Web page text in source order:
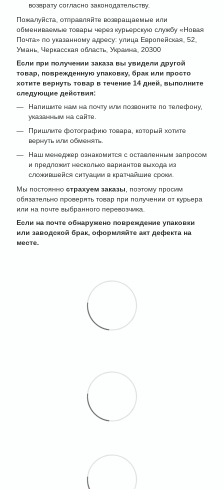
возврату согласно законодательству.
Пожалуйста, отправляйте возвращаемые или
обмениваемые товары через курьерскую службу «Новая
Почта» по указанному адресу: улица Европейская, 52,
Умань, Черкасская область, Украина, 20300
Если при получении заказа вы увидели другой
товар, поврежденную упаковку, брак или просто
хотите вернуть товар в течение 14 дней, выполните
следующие действия:
Напишите нам на почту или позвоните по телефону,
указанным на сайте.
Пришлите фотографию товара, который хотите
вернуть или обменять.
Наш менеджер ознакомится с оставленным запросом
и предложит несколько вариантов выхода из
сложившейся ситуации в кратчайшие сроки.
Мы постоянно страхуем заказы , поэтому просим
обязательно проверять товар при получении от курьера
или на почте выбранного перевозчика.
Если на почте обнаружено повреждение упаковки
или заводской брак, оформляйте акт дефекта на
месте.